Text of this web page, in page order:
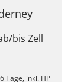
bis Zell
6 Tage, inkl. HP